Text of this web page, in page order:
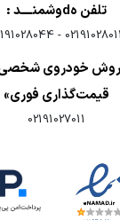
تلفن هdوشمنــــد :
02191028011
-
خودروی شخصی
قیمت‌گذاری فوری»
02191027011